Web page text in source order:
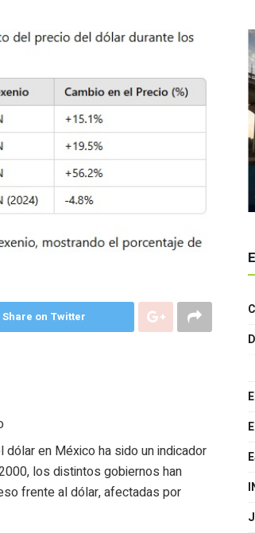
Share on Twitter
en México ha sido un indicador
los distintos gobiernos han
frente al dólar, afectadas por